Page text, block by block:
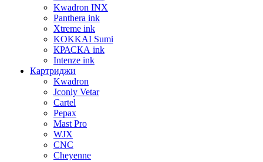
Kwadron INX
Panthera ink
Xtreme ink
KOKKAI Sumi
КРАСКА ink
Intenze ink
Картриджи
Kwadron
Jconly Vetar
Cartel
Pepax
Mast Pro
WJX
CNC
Cheyenne